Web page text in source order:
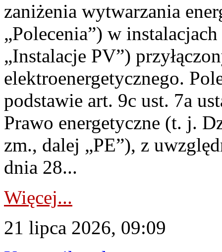
zaniżenia wytwarzania
„Polecenia”) w
„Instalacje PV”)
elektroenergetycznego.
podstawie art. 9c ust. 7a
Prawo energetyczne (t. j.
zm., dalej „PE”), z
dnia 28...
Więcej...
21 lipca 2026, 09:09